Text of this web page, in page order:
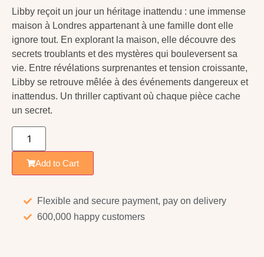
Libby reçoit un jour un héritage inattendu : une immense
maison à Londres appartenant à une famille dont elle
ignore tout. En explorant la maison, elle découvre des
secrets troublants et des mystères qui bouleversent sa
vie. Entre révélations surprenantes et tension croissante,
Libby se retrouve mêlée à des événements dangereux et
inattendus. Un thriller captivant où chaque pièce cache
un secret.
Add to Cart
Flexible and secure payment, pay on delivery
600,000 happy customers